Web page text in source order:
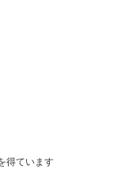
得ています